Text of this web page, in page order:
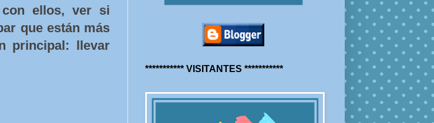
con ellos, ver si
que están más
principal: llevar
*********** VISITANTES ***********